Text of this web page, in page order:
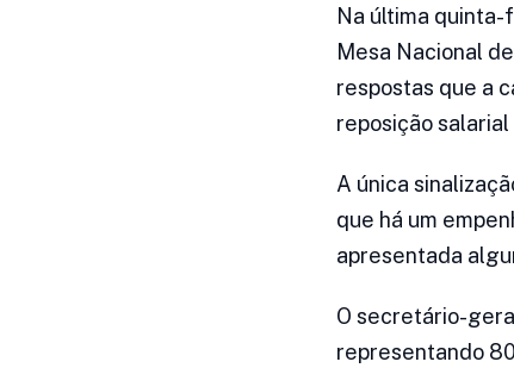
Na última quinta-
Mesa Nacional
respostas que a
reposição
A única
que há um
apresentada
O secretário-
representando